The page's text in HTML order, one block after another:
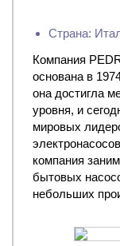
Страна:
Компания
основана в
она достигла
уровня, и
мировых
компания
бытовых
небольших